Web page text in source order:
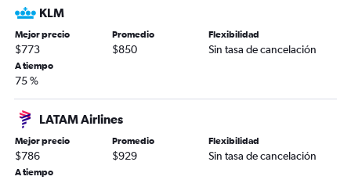
KLM
Mejor precio
$773
Promedio
$850
Flexibilidad
Sin tasa de cancelación
A tiempo
75 %
LATAM Airlines
Mejor precio
$786
Promedio
$929
Flexibilidad
Sin tasa de cancelación
A tiempo